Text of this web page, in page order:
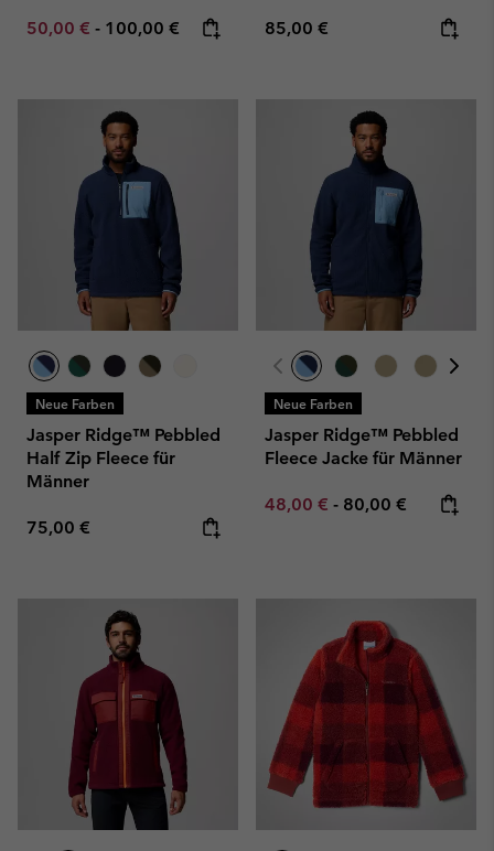
Minimum sale price:
50,00 € - Maximum price:
100,00 € Regular price:
85,00 €
Neue Farben
Jasper Ridge™ Pebbled
Half Zip Fleece für
Männer
Regular price:
75,00 €
Neue Farben
Jasper Ridge™ Pebbled
Fleece Jacke für Männer
Minimum sale price:
48,00 € - Maximum price:
80,00 €